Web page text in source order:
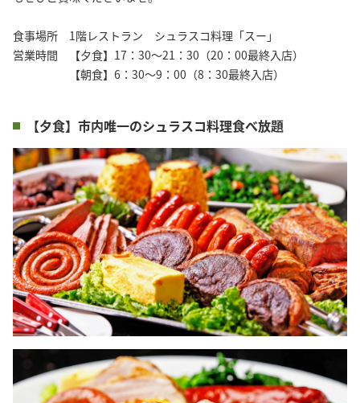
食事場所　1階レストラン　シュラスコ料理「スー」
営業時間　【夕食】17：30～21：30（20：00最終入店）
【朝食】6：30～9：00（8：30最終入店）
【夕食】市内唯一のシュラスコ料理食べ放題